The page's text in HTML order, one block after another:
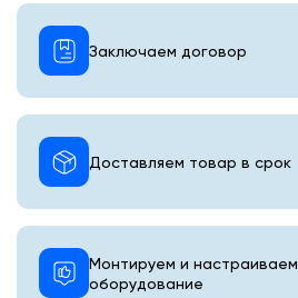
Монтируем и настраиваем
оборудование
Доставляем товар в срок
Заключаем договор